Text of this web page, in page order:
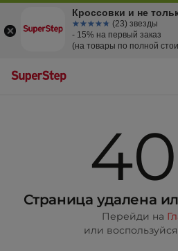
Страница удалена
Перейди на
или воспользуйся
Кроссовки и не
☆☆☆☆☆
★★★★★ (23) звезды
- 15% на первый заказ
(на товары по полной